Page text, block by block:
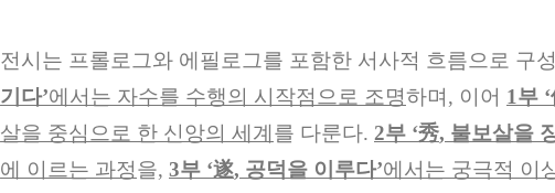
전시는 프롤로그와 에필로그를 포함한 서사적 흐름으로 구
기다’에서는 자수를 수행의 시작점으로 조명하며 , 이어 1부 ‘
살을 중심으로 한 신앙의 세계 를 다룬다. 2부 ‘秀, 불보살을
에 이르는 과정을, 3부 ‘遂, 공덕을 이루다’에서는 궁극적 이